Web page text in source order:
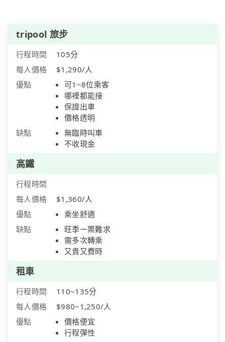
tripool 旅步
行程時間
105分
每人價格
$1,290/人
優點
可1~8位乘客
哪裡都能接
保證出車
價格透明
缺點
無臨時叫車
不收現金
高鐵
行程時間
每人價格
$1,360/人
優點
乘坐舒適
缺點
旺季一票難求
需多次轉乘
又貴又費時
租車
行程時間
110~135分
每人價格
$980~1,250/人
優點
價格便宜
行程彈性